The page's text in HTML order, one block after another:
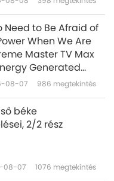
Celebration in Honor
of Shakyamuni
Part 1 of 6
World of
Need to Be Afraid of
When We Are
Master TV Max
Generated
More Powerful than
08-07 986 megtekintés
béke
2/2 rész
08-07 1076 megtekintés